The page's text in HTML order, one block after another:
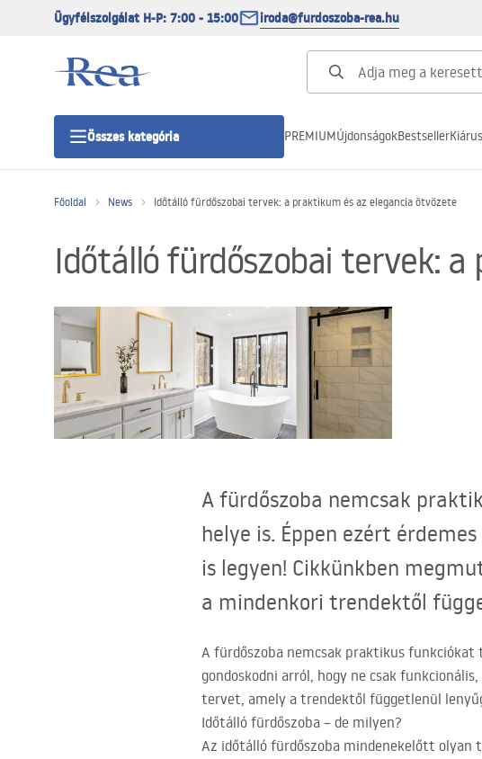
Ügyfélszolgálat H-P: 7:00 - 15:00 iroda@furdoszoba-rea.hu
Összes kategória
Zuhanyajtó
Zuhanytálcák
Zuhanylefolyók
WC-csésze készlet bidével
Fürdőkádak és paravánok
Fürdőszoba csaptelepek
Fürdőszobai kiegészítők és
PREMIUMÚjdonságokBestseller
Főoldal News Időtálló fürdőszobai tervek: a praktikum és az elegancia ötvözete
Időtálló fürdőszobai tervek:
A fürdőszoba nemcsak
helye is. Éppen ezért
is legyen! Cikkünkben
a mindenkori trendektől
A fürdőszoba nemcsak praktikus
gondoskodni arról, hogy ne csak
tervet, amely a trendektől függetlenül
Időtálló fürdőszoba – de milyen?
Az időtálló fürdőszoba mindenekelőtt olyan